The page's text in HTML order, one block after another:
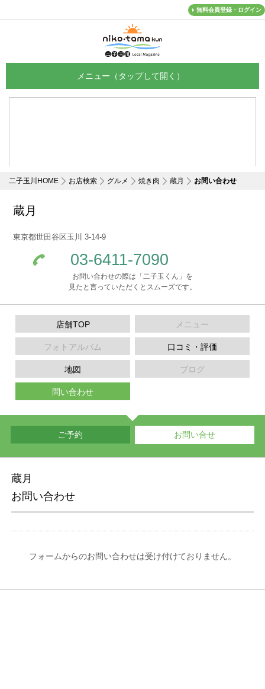
無料会員登録・ログイン
二子玉川HOME お店検索 グルメ 焼き肉 蔵月 お問い合わせ
蔵月
東京都世田谷区玉川 3-14-9
03-6411-7090
お問い合わせの際は「二子玉くん」を
見たと言っていただくとスムーズです。
店舗TOP メニュー
フォトアルバム 口コミ・評価
地図 ブログ
問い合わせ
ご予約 お問い合せ
蔵月
お問い合わせ
フォームからのお問い合わせは受け付けておりません。
メニュー